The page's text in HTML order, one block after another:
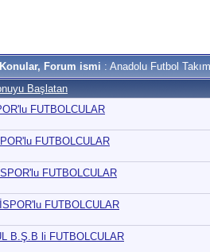
Forum ismi : Anadolu Futbol
Başlatan
FUTBOLCULAR
FUTBOLCULAR
FUTBOLCULAR
FUTBOLCULAR
B.Ş.B li FUTBOLCULAR